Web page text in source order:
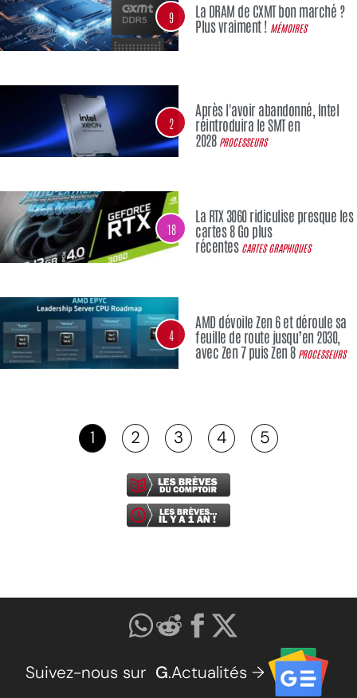
9
La DRAM de CXMT bon marché ?
Plus vraiment ! MÉMOIRES
2
Après l'avoir abandonné, Intel
réintroduira le SMT en
2028 PROCESSEURS
18
La RTX 3060 ridiculise presque les
cartes 8 Go plus
récentes CARTES GRAPHIQUES
4
AMD dévoile Zen 6 et déroule sa
feuille de route jusqu’en 2030,
avec Zen 7 puis Zen 8 PROCESSEURS
1 2 3 4 5
Suivez-nous sur G.Actualités →